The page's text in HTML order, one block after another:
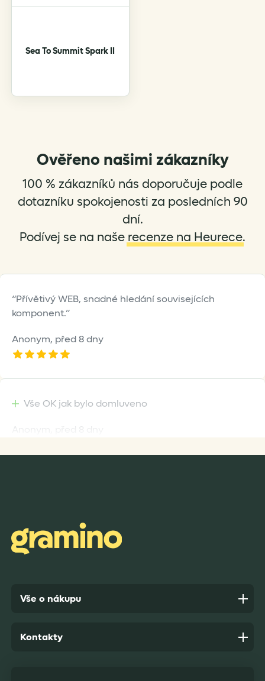
Sea To Summit Spark II
Ověřeno našimi zákazníky
100 % zákazníků nás doporučuje podle
dotazníku spokojenosti za posledních 90
dní.
Podívej se na naše recenze na Heurece.
Přívětivý WEB, snadné hledání souvisejících
komponent.
Anonym, před 8 dny
Vše OK jak bylo domluveno
Anonym,před 9 dny
Vše o nákupu
Kontakty